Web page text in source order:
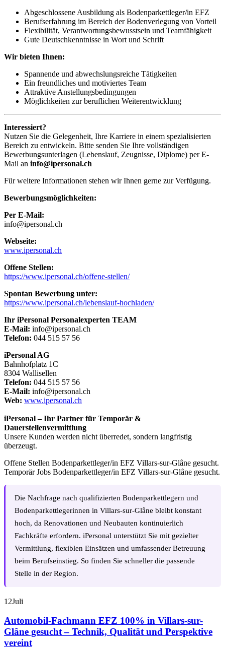
Abgeschlossene Ausbildung als Bodenparkettleger/in EFZ
Berufserfahrung im Bereich der Bodenverlegung von Vorteil
Flexibilität, Verantwortungsbewusstsein und Teamfähigkeit
Gute Deutschkenntnisse in Wort und Schrift
Wir bieten Ihnen:
Spannende und abwechslungsreiche Tätigkeiten
Ein freundliches und motiviertes Team
Attraktive Anstellungsbedingungen
Möglichkeiten zur beruflichen Weiterentwicklung
Interessiert?
Nutzen Sie die Gelegenheit, Ihre Karriere in einem spezialisierten
Bereich zu entwickeln. Bitte senden Sie Ihre vollständigen
Bewerbungsunterlagen (Lebenslauf, Zeugnisse, Diplome) per E-
Mail an info@ipersonal.ch
Für weitere Informationen stehen wir Ihnen gerne zur Verfügung.
Bewerbungsmöglichkeiten:
Per E-Mail:
info@ipersonal.ch
Webseite:
www.ipersonal.ch
Offene Stellen:
https://www.ipersonal.ch/offene-stellen/
Spontan Bewerbung unter:
https://www.ipersonal.ch/lebenslauf-hochladen/
Ihr iPersonal Personalexperten TEAM
E-Mail: info@ipersonal.ch
Telefon: 044 515 57 56
iPersonal AG
Bahnhofplatz 1C
8304 Wallisellen
Telefon: 044 515 57 56
E-Mail: info@ipersonal.ch
Web: www.ipersonal.ch
iPersonal – Ihr Partner für Temporär &
Dauerstellenvermittlung
Unsere Kunden werden nicht überredet, sondern langfristig
überzeugt.
Offene Stellen Bodenparkettleger/in EFZ Villars-sur-Glâne gesucht.
Temporär Jobs Bodenparkettleger/in EFZ Villars-sur-Glâne gesucht.
Die Nachfrage nach qualifizierten Bodenparkettlegern und
Bodenparkettlegerinnen in Villars-sur-Glâne bleibt konstant
hoch, da Renovationen und Neubauten kontinuierlich
Fachkräfte erfordern. iPersonal unterstützt Sie mit gezielter
Vermittlung, flexiblen Einsätzen und umfassender Betreuung
beim Berufseinstieg. So finden Sie schneller die passende
Stelle in der Region.
12Juli
Automobil-Fachmann EFZ 100% in Villars-sur-
Glâne gesucht – Technik, Qualität und Perspektive
vereint